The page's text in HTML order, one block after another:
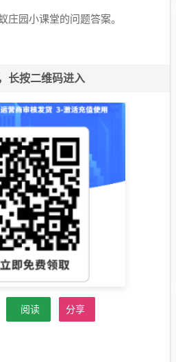
园小课堂的问题答案。
长按二维码进入
阅读 分享